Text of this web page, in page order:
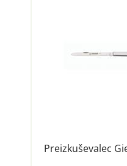
Preizkuševalec